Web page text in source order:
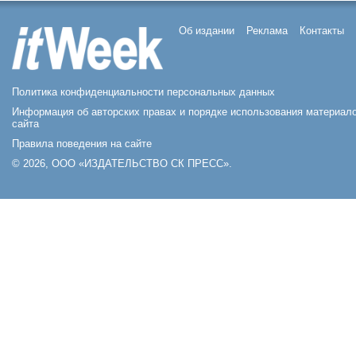
Об издании Реклама Контакты
Политика конфиденциальности персональных данных
Информация об авторских правах и порядке использования
сайта
Правила поведения на сайте
© 2026, ООО «ИЗДАТЕЛЬСТВО СК ПРЕСС».